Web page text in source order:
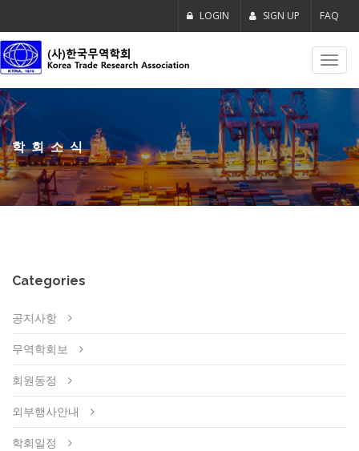
LOGIN SIGN UP FAQ
학회소식
Categories
공지사항
무역학회보
회원동정
외부행사안내
학회일정